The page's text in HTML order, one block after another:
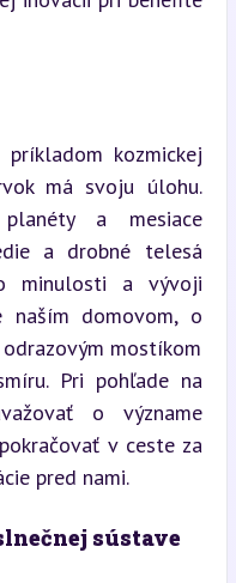
príkladom kozmickej
má svoju úlohu.
a mesiace
a drobné telesá
minulosti a vývoji
naším domovom, o
mostíkom
Pri pohľade na
o význame
v ceste za
pred nami.
sústave